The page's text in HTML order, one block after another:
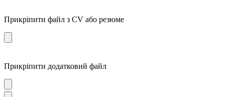
Прикріпити файл з CV або резюме
Прикріпити додатковий файл